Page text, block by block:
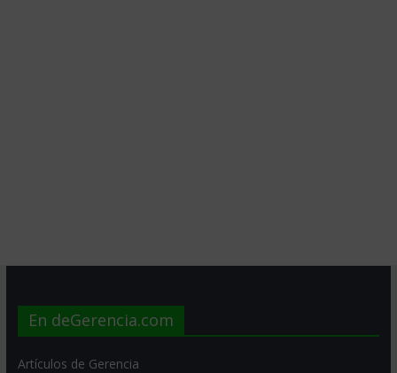
En deGerencia.com
Artículos de Gerencia